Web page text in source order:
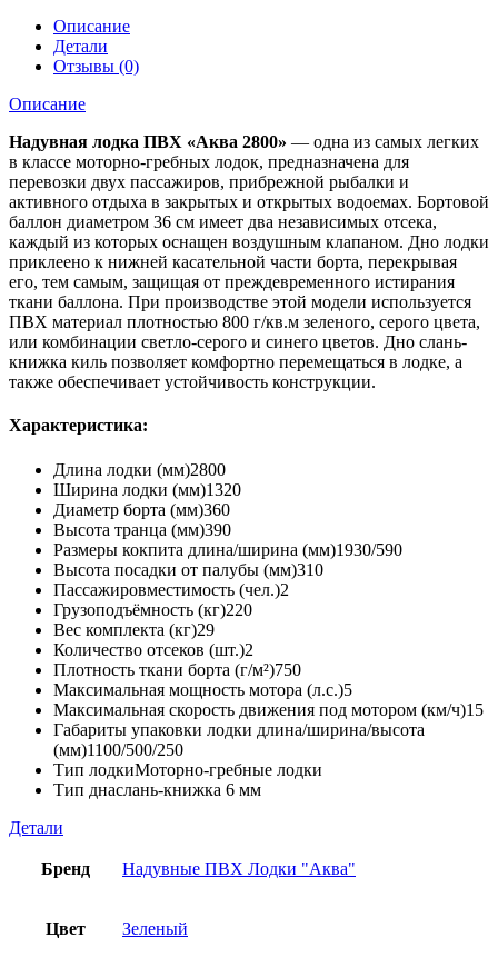
Описание
Детали
Отзывы (0)
Описание
Надувная лодка ПВХ «Аква 2800» — одна из самых легких
в классе моторно-гребных лодок, предназначена для
перевозки двух пассажиров, прибрежной рыбалки и
активного отдыха в закрытых и открытых водоемах. Бортовой
баллон диаметром 36 см имеет два независимых отсека,
каждый из которых оснащен воздушным клапаном. Дно лодки
приклеено к нижней касательной части борта, перекрывая
его, тем самым, защищая от преждевременного истирания
ткани баллона. При производстве этой модели используется
ПВХ материал плотностью 800 г/кв.м зеленого, серого цвета,
или комбинации светло-серого и синего цветов. Дно слань-
книжка киль позволяет комфортно перемещаться в лодке, а
также обеспечивает устойчивость конструкции.
Характеристика:
Длина лодки (мм)2800
Ширина лодки (мм)1320
Диаметр борта (мм)360
Высота транца (мм)390
Размеры кокпита длина/ширина (мм)1930/590
Высота посадки от палубы (мм)310
Пассажировместимость (чел.)2
Грузоподъёмность (кг)220
Вес комплекта (кг)29
Количество отсеков (шт.)2
Плотность ткани борта (г/м²)750
Максимальная мощность мотора (л.с.)5
Максимальная скорость движения под мотором (км/ч)15
Габариты упаковки лодки длина/ширина/высота
(мм)1100/500/250
Тип лодкиМоторно-гребные лодки
Тип днаслань-книжка 6 мм
Детали
Бренд Надувные ПВХ Лодки "Аква"
Цвет Зеленый